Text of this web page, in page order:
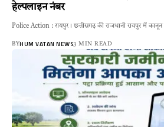
हेल्पलाइन नंबर
Police Action : रायपुर। छत्तीसगढ़ की राजधानी रायपुर में
BYHUM VATAN NEWS3 MIN READ